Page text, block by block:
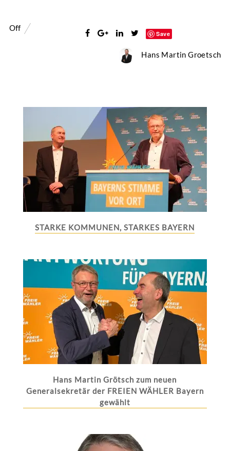
Off
Save
Hans Martin Groetsch
STARKE KOMMUNEN, STARKES BAYERN
Hans Martin Grötsch zum neuen
Generalsekretär der FREIEN WÄHLER Bayern
gewählt